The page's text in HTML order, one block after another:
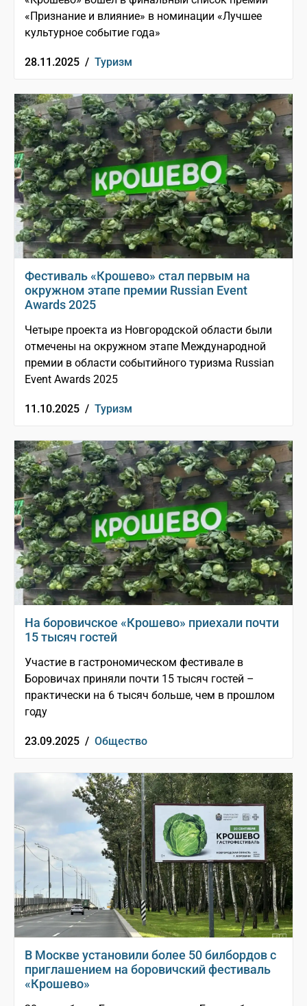
«Признание и влияние» в номинации «Лучшее
культурное событие года»
28.11.2025 / Туризм
Фестиваль «Крошево» стал первым на
окружном этапе премии Russian Event
Awards 2025
Четыре проекта из Новгородской области были
отмечены на окружном этапе Международной
премии в области событийного туризма Russian
Event Awards 2025
11.10.2025 / Туризм
На боровичское «Крошево» приехали почти
15 тысяч гостей
Участие в гастрономическом фестивале в
Боровичах приняли почти 15 тысяч гостей –
практически на 6 тысяч больше, чем в прошлом
году
23.09.2025 / Общество
В Москве установили более 50 билбордов с
приглашением на боровичский фестиваль
«Крошево»